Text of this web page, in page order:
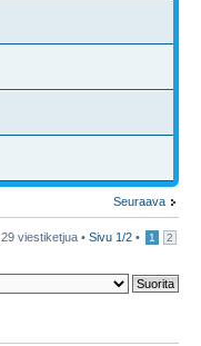
Seuraava
29 viestiketjua • Sivu 1/2 • 1 2